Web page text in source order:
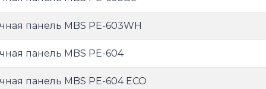
панель MBS PE-603WH
панель MBS PE-604
панель MBS PE-604 ECO